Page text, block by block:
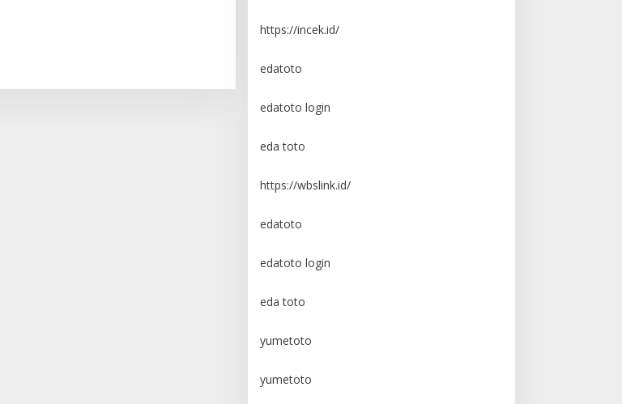
https://incek.id/
edatoto
edatoto login
eda toto
https://wbslink.id/
edatoto
edatoto login
eda toto
yumetoto
yumetoto